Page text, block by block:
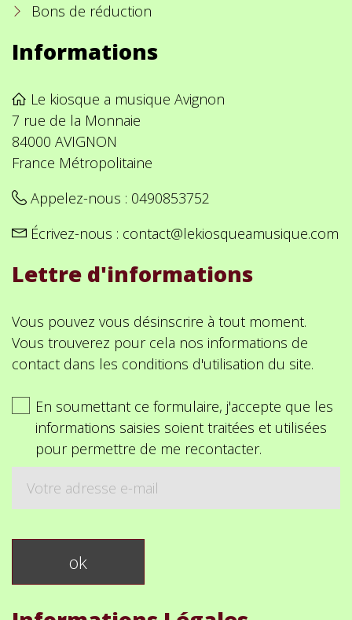
Bons de réduction
Informations
Le kiosque a musique Avignon
7 rue de la Monnaie
84000 AVIGNON
France Métropolitaine
Appelez-nous : 0490853752
Écrivez-nous : contact@lekiosqueamusique.com
Lettre d'informations
Vous pouvez vous désinscrire à tout moment.
Vous trouverez pour cela nos informations de
contact dans les conditions d'utilisation du site.
En soumettant ce formulaire, j'accepte que les
informations saisies soient traitées et utilisées
pour permettre de me recontacter.